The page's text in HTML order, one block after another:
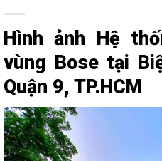
Hình ảnh Hệ
vùng Bose tại
Quận 9, TP.HCM